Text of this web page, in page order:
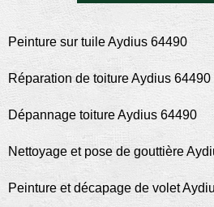
Peinture sur tuile Aydius 64490
Réparation de toiture Aydius 64490
Dépannage toiture Aydius 64490
Nettoyage et pose de gouttière
Peinture et décapage de volet